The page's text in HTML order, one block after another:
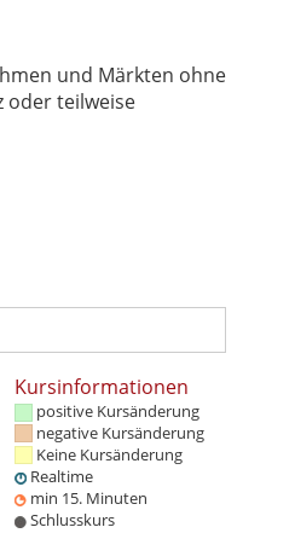
und Märkten ohne
oder teilweise
Kursinformationen
positive Kursänderung
negative Kursänderung
Keine Kursänderung
Realtime
min 15. Minuten
Schlusskurs